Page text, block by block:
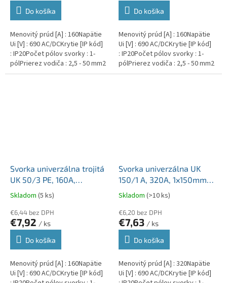
Do košíka
Menovitý prúd [A] : 160Napätie
Ui [V] : 690 AC/DCKrytie [IP kód]
: IP20Počet pólov svorky : 1-
pólPrierez vodiča : 2,5 - 50 mm2
Do košíka
Menovitý prúd [A] : 160Napätie
Ui [V] : 690 AC/DCKrytie [IP kód]
: IP20Počet pólov svorky : 1-
pólPrierez vodiča : 2,5 - 50 mm2
Svorka univerzálna trojitá
UK 50/3 PE, 160A,
3x50mm2 1pól, AL/CU,
krytá, zeleno-žltá, na DIN
Skladom (5 ks)
€6,44 bez DPH
€7,92 / ks
Do košíka
Menovitý prúd [A] : 160Napätie
Ui [V] : 690 AC/DCKrytie [IP kód]
Svorka univerzálna UK
150/1 A, 320A, 1x150mm2
1pól., AL/CU, krytá, sivá,
na DIN a Montážnu dosku
Skladom (>10 ks)
€6,20 bez DPH
€7,63 / ks
Do košíka
Menovitý prúd [A] : 320Napätie
Ui [V] : 690 AC/DCKrytie [IP kód]